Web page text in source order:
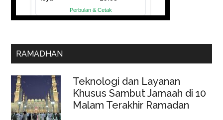
RAMADHAN
Teknologi dan Layanan
Khusus Sambut Jamaah di 10
Malam Terakhir Ramadan